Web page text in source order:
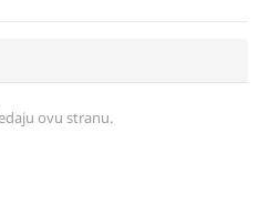
ovu stranu.